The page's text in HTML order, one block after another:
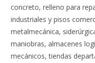
concreto, relleno para
industriales y pisos
metalmecánica,
maniobras, almacenes
mecánicos, tiendas